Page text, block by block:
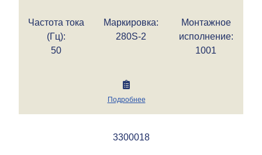
Частота тока
(Гц):
50
Маркировка:
280S-2
Монтажное
исполнение:
1001
Подробнее
3300018